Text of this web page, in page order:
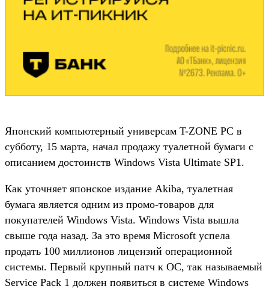
Японский компьютерный универсам T-ZONE PC в
субботу, 15 марта, начал продажу туалетной бумаги с
описанием достоинств Windows Vista Ultimate SP1.
Как уточняет японское издание Akiba, туалетная
бумага является одним из промо-товаров для
покупателей Windows Vista. Windows Vista вышла
свыше года назад. За это время Microsoft успела
продать 100 миллионов лицензий операционной
системы. Первый крупный патч к ОС, так называемый
Service Pack 1 должен появиться в системе Windows